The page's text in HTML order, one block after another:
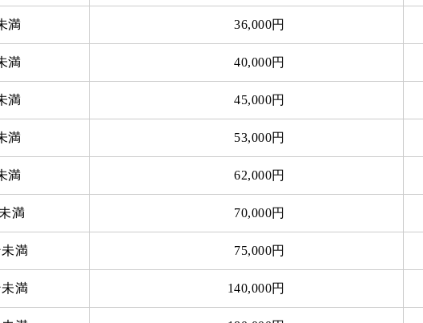
満 36,000円
満 40,000円
満 45,000円
満 53,000円
満 62,000円
満 70,000円
未満 75,000円
未満 140,000円